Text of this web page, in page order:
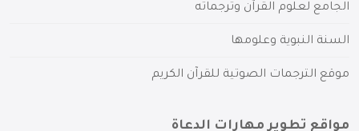
الجامع لعلوم القرآن وترجماته
السنة النبوية وعلومها
موقع الترجمات الصوتية للقرآن الكريم
مواقع تطوير مهارات الدعاة